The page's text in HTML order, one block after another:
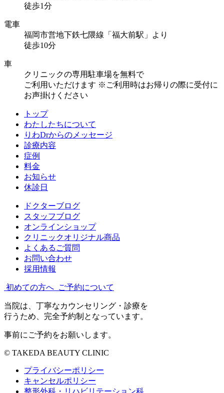
徒歩1分
電車
福岡市営地下鉄七隈線「福大前駅」より
徒歩10分
車
クリニックの専用駐車場を無料で
ご利用いただけます ※ご利用時はお帰りの際に受付に
お声掛けください
トップ
わたしたちについて
りわDrからのメッセージ
診療内容
症例
料金
お知らせ
休診日
ドクターブログ
スタッフブログ
オンラインショップ
クリニックオリジナル商品
よくあるご質問
お問い合わせ
採用情報
初めての方へ ご予約について
当院は、丁寧なカウンセリング・診療を
行うため、完全予約制となっています。
事前にご予約をお願いします。
© TAKEDA BEAUTY CLINIC
プライバシーポリシー
キャンセルポリシー
整形外科・リハビリテーション科